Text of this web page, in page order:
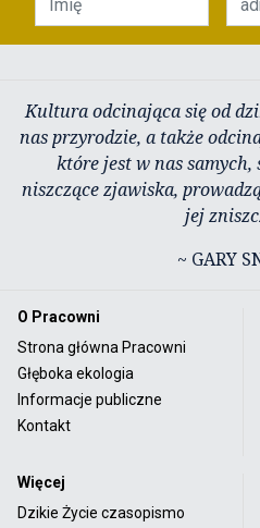
Kultura odcinająca się od
nas przyrodzie, a także
które jest w nas
niszczące zjawiska,
jej
~ GARY
O Pracowni
Strona główna Pracowni
Głęboka ekologia
Informacje publiczne
Kontakt
Więcej
Dzikie Życie czasopismo